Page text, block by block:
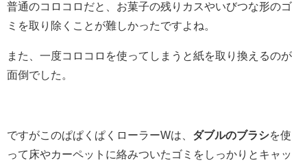
普通のコロコロだと、お菓子の残りカスやいびつな形のゴ
ミを取り除くことが難しかったですよね。
また、一度コロコロを使ってしまうと紙を取り換えるのが
面倒でした。
ですがこのぱぱくぱくローラーWは、 ダブルのブラシを使
って床やカーペットに絡みついたゴミをしっかりとキャッ